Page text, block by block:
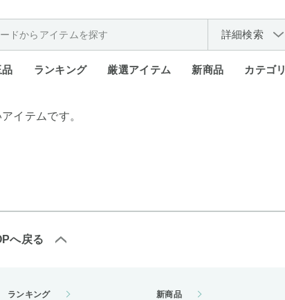
詳細検索
品 ランキング 厳選アイテム 新商品 カテゴリ
イテムです。
へ戻る
ランキング 新商品